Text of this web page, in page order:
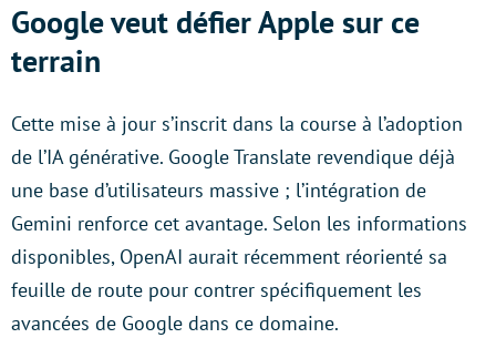
Google veut défier Apple sur ce
terrain
Cette mise à jour s’inscrit dans la course à l’adoption
de l’IA générative. Google Translate revendique déjà
une base d’utilisateurs massive ; l’intégration de
Gemini renforce cet avantage. Selon les informations
disponibles, OpenAI aurait récemment réorienté sa
feuille de route pour contrer spécifiquement les
avancées de Google dans ce domaine.